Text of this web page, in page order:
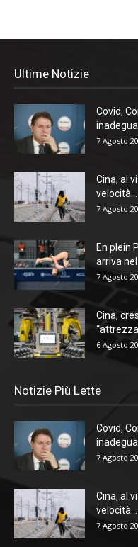
Ultime Notizie
Covid,
7 Agosto
Cina, al
velocità...
7 Agosto
En plein
arriva nel
7 Agosto
Cina,
6 Agosto
Notizie Più Lette
Covid,
7 Agosto
Cina, al
velocità...
7 Agosto